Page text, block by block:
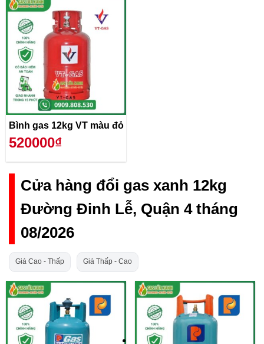
Bình gas 12kg VT màu đỏ
520000₫
Cửa hàng đổi gas xanh 12kg
Đường Đinh Lễ, Quận 4 tháng
08/2026
Giá Cao - Thấp Giá Thấp - Cao